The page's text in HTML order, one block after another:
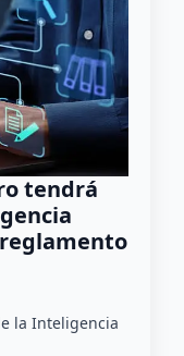
tendrá
la Inteligencia